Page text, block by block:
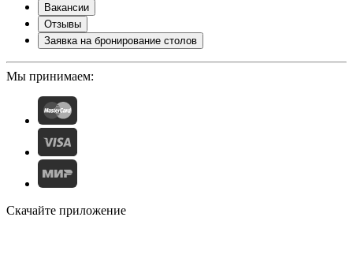
Вакансии
Отзывы
Заявка на бронирование столов
Мы принимаем:
Скачайте приложение